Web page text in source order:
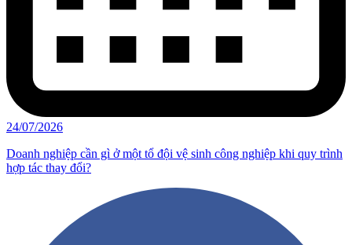
24/07/2026
Doanh nghiệp cần gì ở một tổ đội vệ sinh công nghiệp khi quy trình
hợp tác thay đổi?